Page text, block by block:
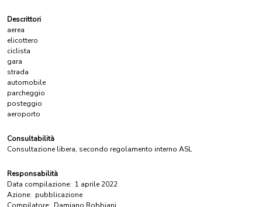
Descrittori
aerea
elicottero
ciclista
gara
strada
automobile
parcheggio
posteggio
aeroporto
Consultabilità
Consultazione libera, secondo regolamento interno ASL
Responsabilità
Data compilazione: 1 aprile 2022
Azione: pubblicazione